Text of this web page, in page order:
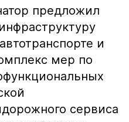
предложил
и
мер по
сервиса